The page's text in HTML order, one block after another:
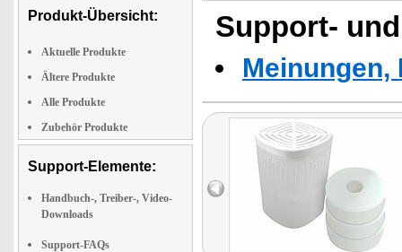
Produkt-Übersicht:
Aktuelle Produkte
Ältere Produkte
Alle Produkte
Zubehör Produkte
Support-Elemente:
Handbuch-, Treiber-, Video-
Downloads
Support-FAQs
Support-